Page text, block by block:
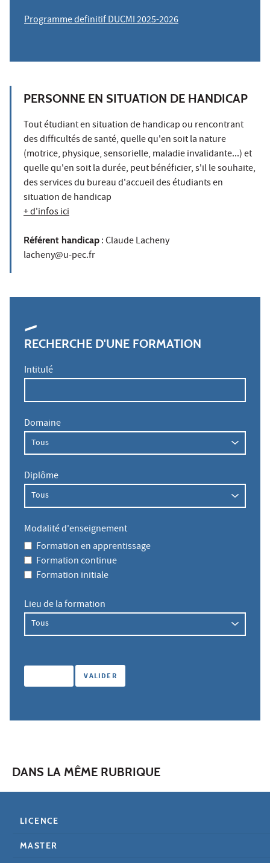
Programme definitif DUCMI 2025-2026
PERSONNE EN SITUATION DE HANDICAP
Tout étudiant en situation de handicap ou rencontrant
des difficultés de santé, quelle qu'en soit la nature
(motrice, physique, sensorielle, maladie invalidante...) et
quelle qu'en soit la durée, peut bénéficier, s'il le souhaite,
des services du bureau d'accueil des étudiants en
situation de handicap
+ d'infos ici
Référent handicap : Claude Lacheny
lacheny@u-pec.fr
RECHERCHE D'UNE FORMATION
Intitulé
Domaine
Diplôme
Modalité d'enseignement
Formation en apprentissage
Formation continue
Formation initiale
Lieu de la formation
DANS LA MÊME RUBRIQUE
LICENCE
MASTER